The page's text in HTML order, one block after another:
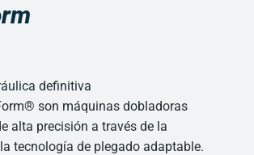
definitiva
son máquinas dobladoras
alta precisión a través de la
tecnología de plegado adaptable.